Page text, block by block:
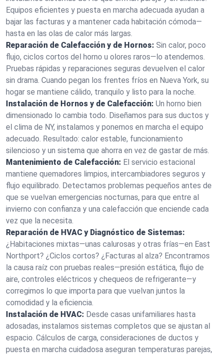
Equipos eficientes y puesta en marcha adecuada ayudan a
bajar las facturas y a mantener cada habitación cómoda—
hasta en las olas de calor más largas.
Reparación de Calefacción y de Hornos: Sin calor, poco
flujo, ciclos cortos del horno u olores raros—lo atendemos.
Pruebas rápidas y reparaciones seguras devuelven el calor
sin drama. Cuando pegan los frentes fríos en Nueva York, su
hogar se mantiene cálido, tranquilo y listo para la noche.
Instalación de Hornos y de Calefacción: Un horno bien
dimensionado lo cambia todo. Diseñamos para sus ductos y
el clima de NY, instalamos y ponemos en marcha el equipo
adecuado. Resultado: calor estable, funcionamiento
silencioso y un sistema que ahorra en vez de gastar de más.
Mantenimiento de Calefacción: El servicio estacional
mantiene quemadores limpios, intercambiadores seguros y
flujo equilibrado. Detectamos problemas pequeños antes de
que se vuelvan emergencias nocturnas, para que entre al
invierno con confianza y una calefacción que enciende cada
vez que la necesita.
Reparación de HVAC y Diagnóstico de Sistemas:
¿Habitaciones mixtas—unas calurosas y otras frías—en East
Northport? ¿Ciclos cortos? ¿Facturas al alza? Encontramos
la causa raíz con pruebas reales—presión estática, flujo de
aire, controles eléctricos y chequeos de refrigerante—y
corregimos lo que importa para que vuelvan juntos la
comodidad y la eficiencia.
Instalación de HVAC: Desde casas unifamiliares hasta
adosadas, instalamos sistemas completos que se ajustan al
espacio. Cálculos de carga, consideraciones de ductos y
puesta en marcha cuidadosa aseguran temperaturas parejas,